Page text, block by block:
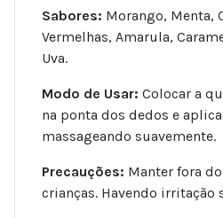
Sabores: Morango, Menta,
Vermelhas, Amarula,
Uva.
Modo de Usar: Colocar a
na ponta dos dedos e
massageando suavemente.
Precauções: Manter fora
crianças. Havendo irritação